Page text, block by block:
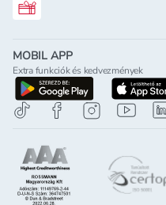
Rossmann ajándékkártya
MOBIL APP
Extra funkciók és kedvezmények
letöltés a